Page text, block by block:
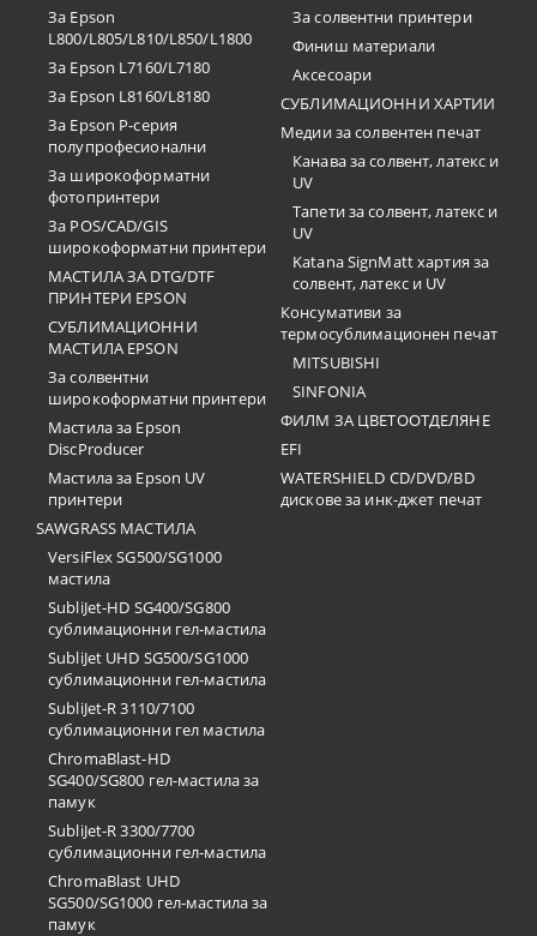
За Epson
L800/L805/L810/L850/L1800
За Epson L7160/L7180
За Epson L8160/L8180
За Epson P-серия
полупрофесионални
За широкоформатни
фотопринтери
За POS/CAD/GIS
широкоформатни принтери
МАСТИЛА ЗА DTG/DTF
ПРИНТЕРИ EPSON
СУБЛИМАЦИОННИ
МАСТИЛА EPSON
За солвентни
широкоформатни принтери
Мастила за Epson
DiscProducer
Мастила за Epson UV
принтери
SAWGRASS МАСТИЛА
VersiFlex SG500/SG1000
мастила
SubliJet-HD SG400/SG800
сублимационни гел-мастила
SubliJet UHD SG500/SG1000
сублимационни гел-мастила
SubliJet-R 3110/7100
сублимационни гел мастила
ChromaBlast-HD
SG400/SG800 гел-мастила за
памук
SubliJet-R 3300/7700
сублимационни гел-мастила
ChromaBlast UHD
SG500/SG1000 гел-мастила за
памук
За солвентни принтери
Финиш материали
Аксесоари
СУБЛИМАЦИОННИ ХАРТИИ
Медии за солвентен печат
Канава за солвент, латекс и
UV
Тапети за солвент, латекс и
UV
Katana SignMatt хартия за
солвент, латекс и UV
Консумативи за
термосублимационен печат
MITSUBISHI
SINFONIA
ФИЛМ ЗА ЦВЕТООТДЕЛЯНЕ
EFI
WATERSHIELD CD/DVD/BD
дискове за инк-джет печат